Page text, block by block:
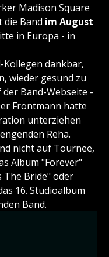
Madison Square
die Band im August
in Europa - in
Kollegen dankbar,
wieder gesund zu
der Band-Webseite -
Frontmann hatte
unterziehen
Reha.
nicht auf Tournee,
Album "Forever"
The Bride" oder
16. Studioalbum
Band.